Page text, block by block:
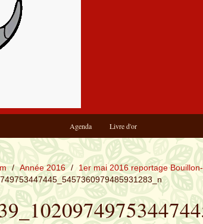
Agenda Livre d'or
/ Année 2016 / 1er mai 2016 reportage